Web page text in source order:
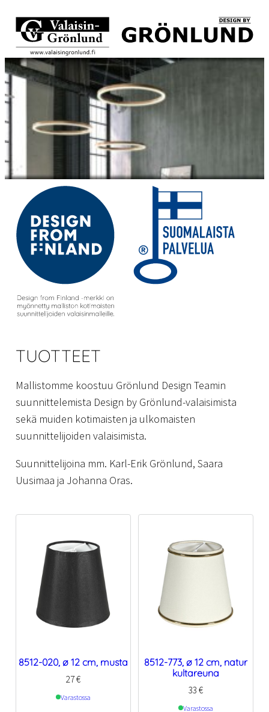
TUOTTEET
Mallistomme koostuu Grönlund Design Teamin
suunnittelemista Design by Grönlund-valaisimista
sekä muiden kotimaisten ja ulkomaisten
suunnittelijoiden valaisimista.
Suunnittelijoina mm. Karl-Erik Grönlund, Saara
Uusimaa ja Johanna Oras.
8512-020, ø 12 cm, musta
27€
Varastossa
8512-773, ø 12 cm, natur
kultareuna
33 €
Varastossa